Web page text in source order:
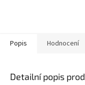
Popis Hodnocení
Detailní popis